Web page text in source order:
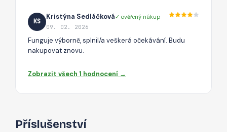
KS
Kristýna Sedláčková✓ ověřený nákup
09. 02. 2026
Funguje výborně, splnil/a veškerá očekávání. Budu
nakupovat znovu.
Zobrazit všech 1 hodnocení →
Příslušenství